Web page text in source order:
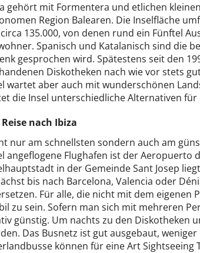
gehört mit Formentera und etlichen
Region Balearen. Die Inselfläche
135.000, von denen rund ein Fünftel
Spanisch und Katalanisch sind die
gesprochen wird. Spätestens seit den
Diskotheken nach wie vor stets
wartet aber auch mit wunderschönen
die Insel unterschiedliche Alternativen
Reise nach Ibiza
nur am schnellsten sondern auch am
angeflogene Flughafen ist der Aeropuerto
in der Gemeinde Sant Josep
bis nach Barcelona, Valencia oder
Für alle, die nicht mit dem eigenen
zu sein. Sofern man sich mit mehreren
günstig. Um nachts zu den Diskotheken
Das Busnetz ist gut ausgebaut,
können für eine Art Sightseeing